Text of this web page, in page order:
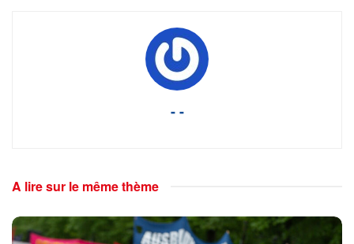
- -
A lire sur le même thème